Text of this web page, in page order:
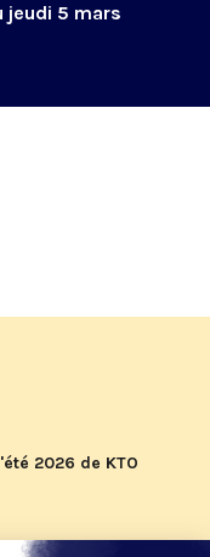
jeudi 5 mars
2026 de KTO